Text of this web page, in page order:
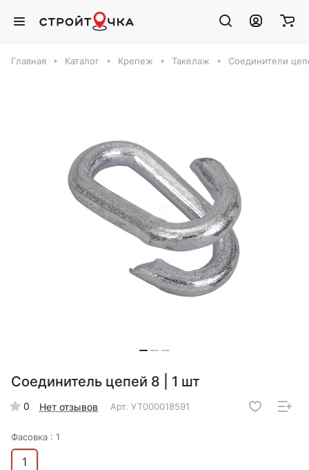
Главная Каталог Крепеж Такелаж Соединители
Соединитель цепей 8 | 1 шт
0 Нет отзывов Арт. УТ000018591
Фасовка : 1
1